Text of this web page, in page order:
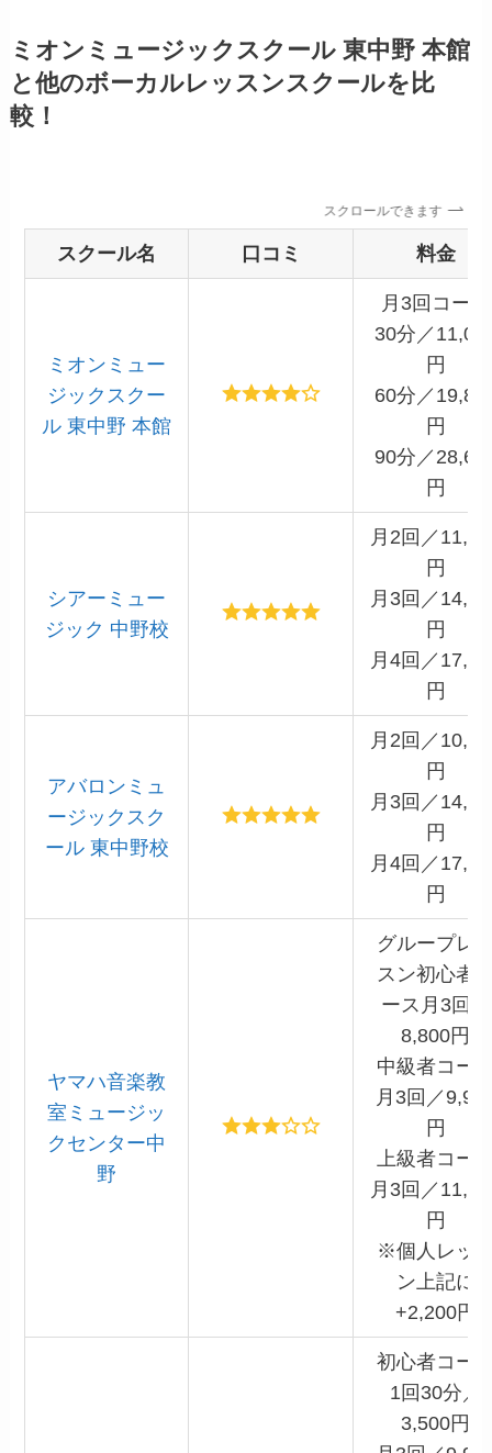
ミオンミュージックスクール 東中野 本館
と他のボーカルレッスンスクールを比
較！
スクロールできます
スクール名 口コミ 料金
ミオンミュー
ジックスクー
ル 東中野 本館
月3回コース
30分／
円
60分／
円
90分／
円
シアーミュー
ジック 中野校
月2回／
円
月3回／
円
月4回／
円
アバロンミュ
ージックスク
ール 東中野校
月2回／
円
月3回／
円
月4回／
円
ヤマハ音楽教
室ミュージッ
クセンター中
野
グループレ
スン初心者
ース月3回／
8,800円
中級者コー
月3回／
円
上級者コー
月3回／
円
※個人レッ
ン上記に
+2,200円
初心者コー
1回30分／
3,500円